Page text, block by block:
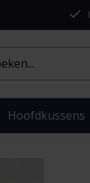
Hoofdkussens